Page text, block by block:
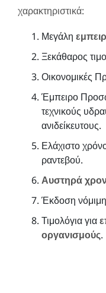
χαρακτηριστικά:
Μεγάλη
Ξεκάθαρος
Οικονομικές
Έμπειρο
τεχνικούς
ανιδείκευτους.
Ελάχιστο
ραντεβού.
Αυστηρά
Έκδοση
Τιμολόγια για
οργανισμούς.